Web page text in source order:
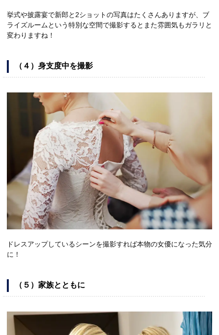
挙式や披露宴で新郎と2ショットの写真はたくさんありますが、ブ
ライズルームという特別な空間で撮影するとまた雰囲気もガラリと
変わりますね！
（４）身支度中を撮影
ドレスアップしているシーンを撮影すれば本物の女優になった気分
に！
（５）家族とともに